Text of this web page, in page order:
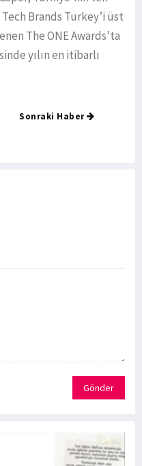
Brands Turkey’i üst
The ONE Awards’ta
yılın en itibarlı
Sonraki Haber
Gönder